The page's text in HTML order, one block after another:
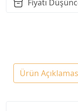
Fiyatı
Ürün